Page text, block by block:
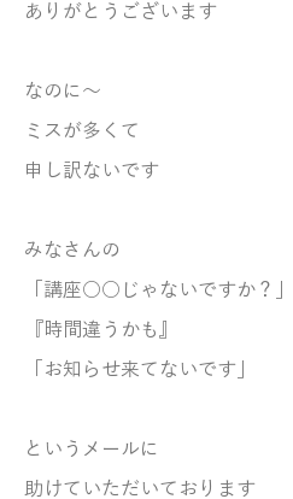
ありがとうございます
なのに～
ミスが多くて
申し訳ないです
みなさんの
「講座○○じゃないですか？」
『時間違うかも』
「お知らせ来てないです」
というメールに
助けていただいております